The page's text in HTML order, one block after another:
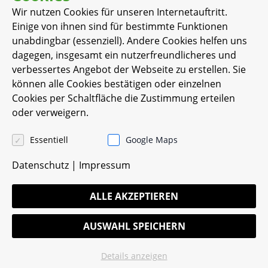
Medizinisches
Versorgungszentrum am
Emmichplatz
Eichstraße 2
www.mvzha.de
Tel :+49 511 99044-21
Fax : +49 511 99044-44
Wir nutzen Cookies für unseren Internetauftritt.
Einige von ihnen sind für bestimmte Funktionen
unabdingbar (essenziell). Andere Cookies helfen uns
dagegen, insgesamt ein nutzerfreundlicheres und
verbessertes Angebot der Webseite zu erstellen. Sie
können alle Cookies bestätigen oder einzelnen
Cookies per Schaltfläche die Zustimmung erteilen
oder verweigern.
Essentiell Google Maps
Datenschutz | Impressum
ALLE AKZEPTIEREN
AUSWAHL SPEICHERN
Details anzeigen